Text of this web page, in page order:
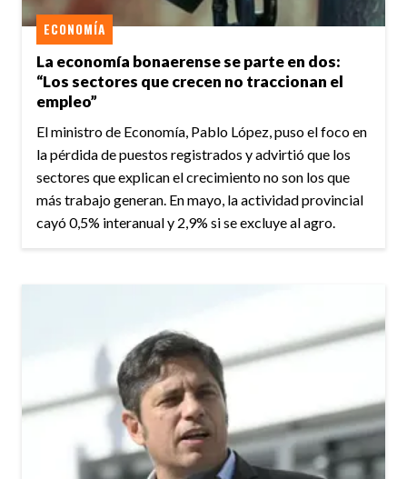
La economía bonaerense se parte en dos:
“Los sectores que crecen no traccionan el
empleo”
ECONOMÍA
El ministro de Economía, Pablo López, puso el foco en
la pérdida de puestos registrados y advirtió que los
sectores que explican el crecimiento no son los que
más trabajo generan. En mayo, la actividad provincial
cayó 0,5% interanual y 2,9% si se excluye al agro.